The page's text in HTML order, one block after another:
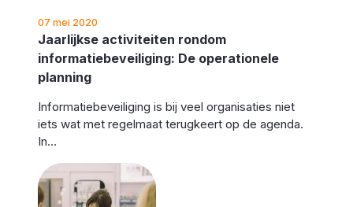
07 mei 2020
Jaarlijkse activiteiten rondom
informatiebeveiliging: De operationele
planning
Informatiebeveiliging is bij veel organisaties niet
iets wat met regelmaat terugkeert op de agenda.
In...